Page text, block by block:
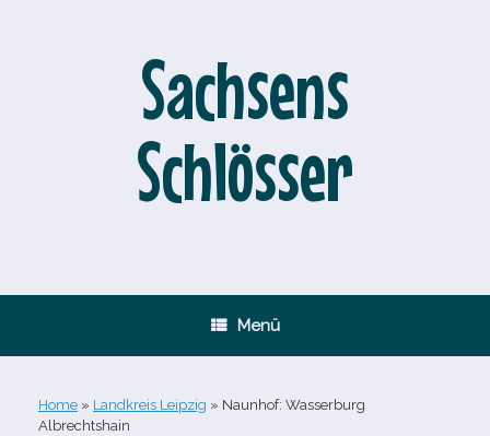
Sachsens
Schlösser
Menü
Home » Landkreis Leipzig » Naunhof: Wasserburg
Albrechtshain